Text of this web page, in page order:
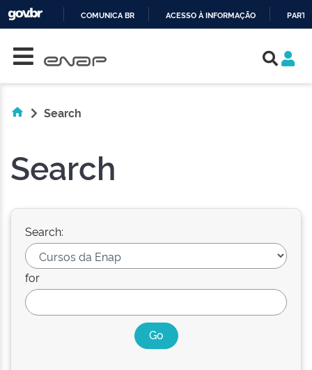
COMUNICA BR ACESSO À INFORMAÇÃO
Search
Search
Search:
for